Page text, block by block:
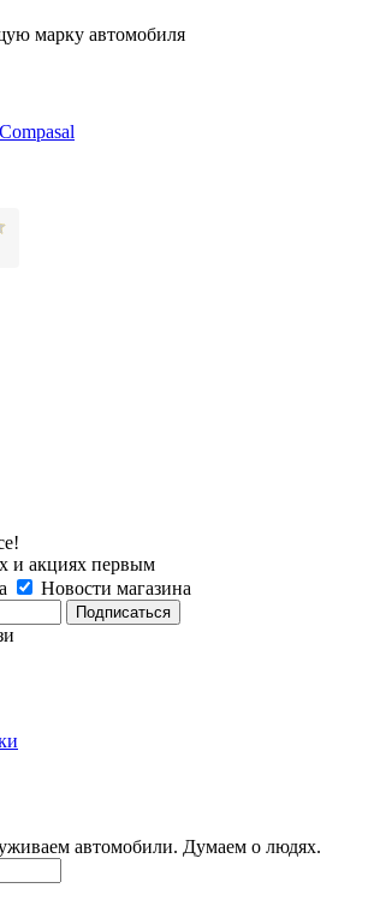
марку автомобиля
и акциях первым
Новости магазина
автомобили. Думаем о людях.